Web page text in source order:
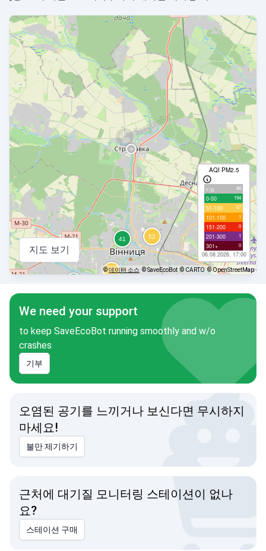
AQI PM2.5
с/д 86
0-50 194
51-100 67
101-150 1
151-200 0
201-300 1
301+ 0
06.08.2026, 17:00
지도 보기
©데이터 소스 © SaveEcoBot © CARTO © OpenStreetMap
We need your support
to keep SaveEcoBot running smoothly and w/o
crashes
기부
오염된 공기를 느끼거나 보신다면 무시하지
마세요!
불만 제기하기
근처에 대기질 모니터링 스테이션이 없나
요?
스테이션 구매